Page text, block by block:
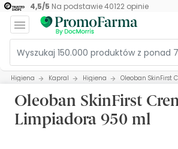
4,5/5 Na podstawie40122opinie
Higiena Kapral Higiena Oleoban SkinFirst
Oleoban SkinFirst
Limpiadora 950 ml